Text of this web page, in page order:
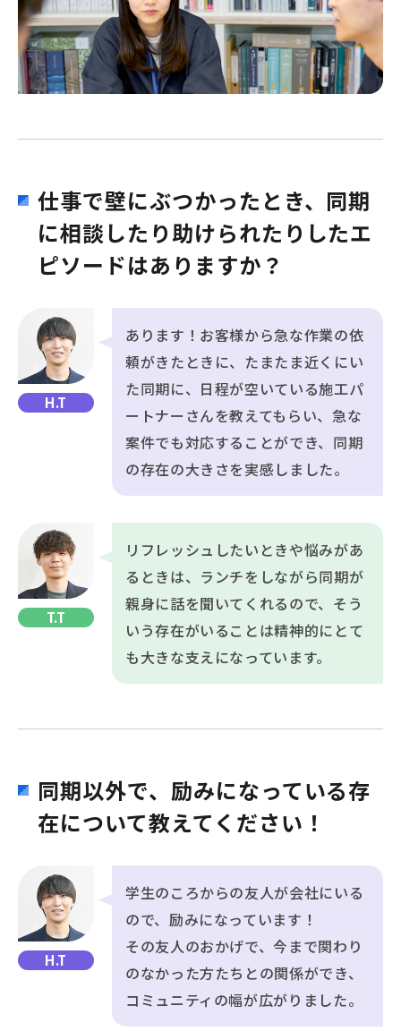
仕事で壁にぶつかったとき、同期
に相談したり助けられたりしたエ
ピソードはありますか？
H.T
あります！お客様から急な作業の依
頼がきたときに、たまたま近くにい
た同期に、日程が空いている施工パ
ートナーさんを教えてもらい、急な
案件でも対応することができ、同期
の存在の大きさを実感しました。
T.T
リフレッシュしたいときや悩みがあ
るときは、ランチをしながら同期が
親身に話を聞いてくれるので、そう
いう存在がいることは精神的にとて
も大きな支えになっています。
同期以外で、励みになっている存
在について教えてください！
H.T
学生のころからの友人が会社にいる
ので、励みになっています！
その友人のおかげで、今まで関わり
のなかった方たちとの関係ができ、
コミュニティの幅が広がりました。